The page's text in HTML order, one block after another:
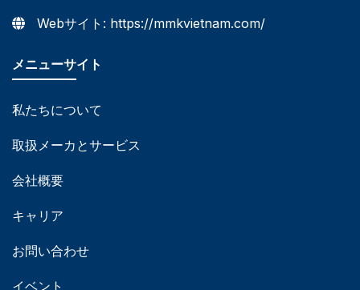
Webサイト: https://mmkvietnam.com/
メニューサイト
私たちについて
取扱メーカとサービス
会社概要
キャリア
お問い合わせ
イベント